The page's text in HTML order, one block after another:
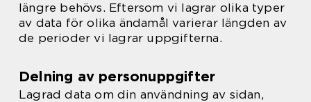
längre behövs. Eftersom vi lagrar olika typer
av data för olika ändamål varierar längden av
de perioder vi lagrar uppgifterna.
Delning av personuppgifter
Lagrad data om din användning av sidan,